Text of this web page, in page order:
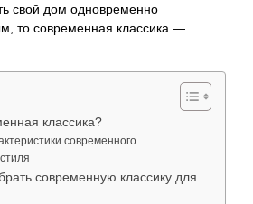
свой дом одновременно
то современная классика —
классика?
современного
современную классику для